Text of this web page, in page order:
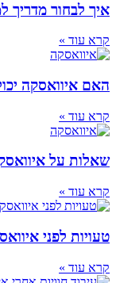
איך לבחור מדריך
קרא עוד »
האם איוואסקה
קרא עוד »
שאלות על
קרא עוד »
טעויות לפני
קרא עוד »